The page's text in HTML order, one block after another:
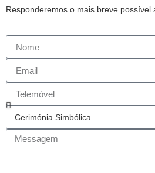
Responderemos o mais breve possível